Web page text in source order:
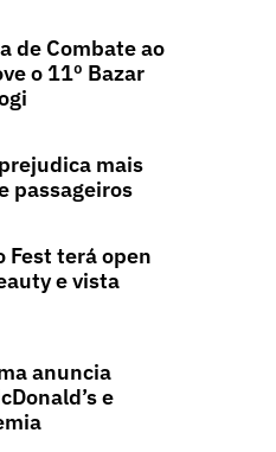
de Combate ao
o 11º Bazar
mais
passageiros
Fest terá open
e vista
anuncia
e